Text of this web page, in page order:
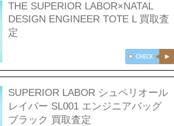
THE SUPERIOR LABOR×NATAL
DESIGN ENGINEER TOTE L 買取査
定
SUPERIOR LABOR シュペリオール
レイバー SL001 エンジニアバッグ
ブラック 買取査定